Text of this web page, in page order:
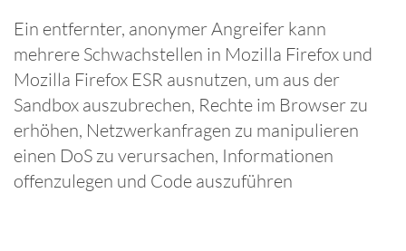
Ein entfernter, anonymer Angreifer kann
mehrere Schwachstellen in Mozilla Firefox und
Mozilla Firefox ESR ausnutzen, um aus der
Sandbox auszubrechen, Rechte im Browser zu
erhöhen, Netzwerkanfragen zu manipulieren
einen DoS zu verursachen, Informationen
offenzulegen und Code auszuführen